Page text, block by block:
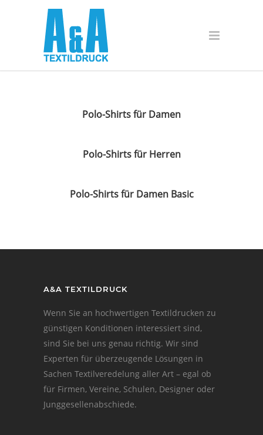
Polo-Shirts für Damen
Polo-Shirts für Herren
Polo-Shirts für Damen Basic
A&A TEXTILDRUCK
Wenn Sie an hochwertigen Textildrucken zu
günstigen Konditionen interessiert sind,
sind Sie bei uns genau richtig. Wir sind
Experten für überzeugende Lösungen in
Sachen Textilveredelung aller Art – egal ob
für Firmen, Vereine, Schulen, Designer oder
Junggesellenabschiede.